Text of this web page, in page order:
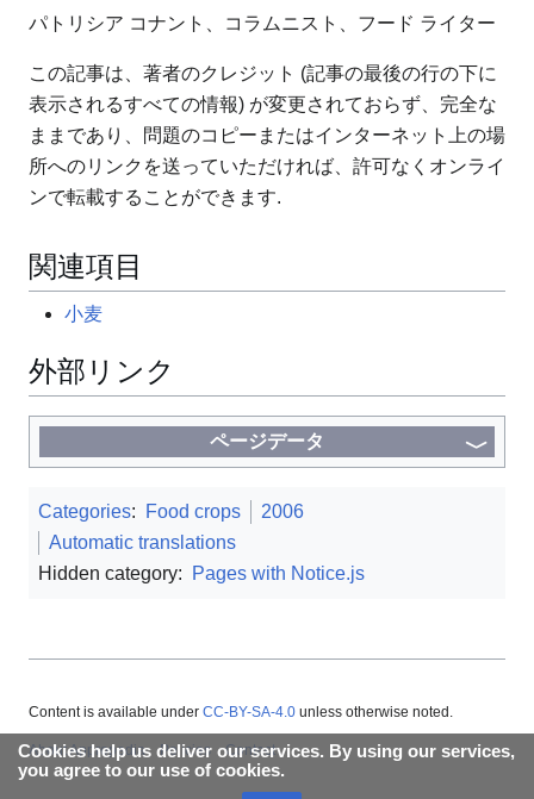
パトリシア コナント、コラムニスト、フード ライター
この記事は、著者のクレジット (記事の最後の行の下に
表示されるすべての情報) が変更されておらず、完全な
ままであり、問​​題のコピーまたはインターネット上の場
所へのリンクを送っていただければ、許可なくオンライ
ンで転載することができます.
関連項目
小麦
外部リンク
ページデータ
Categories: Food crops
2006
Automatic translations
Hidden category:
Pages with Notice.js
Cookies help us deliver our services. By using our services,
you agree to our use of cookies.
Content is available under CC-BY-SA-4.0 unless otherwise noted.
About Appropedia Policies Contact